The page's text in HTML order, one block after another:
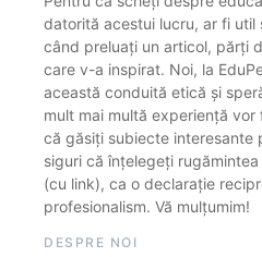
datorită acestui lucru, ar fi util
când preluați un articol, părți
care v-a inspirat. Noi, la
această conduită etică și
mult mai multă experiență
că găsiți subiecte interesante
siguri că înțelegeți
(cu link), ca o declarație
profesionalism. Vă mulțumim!
DESPRE NOI